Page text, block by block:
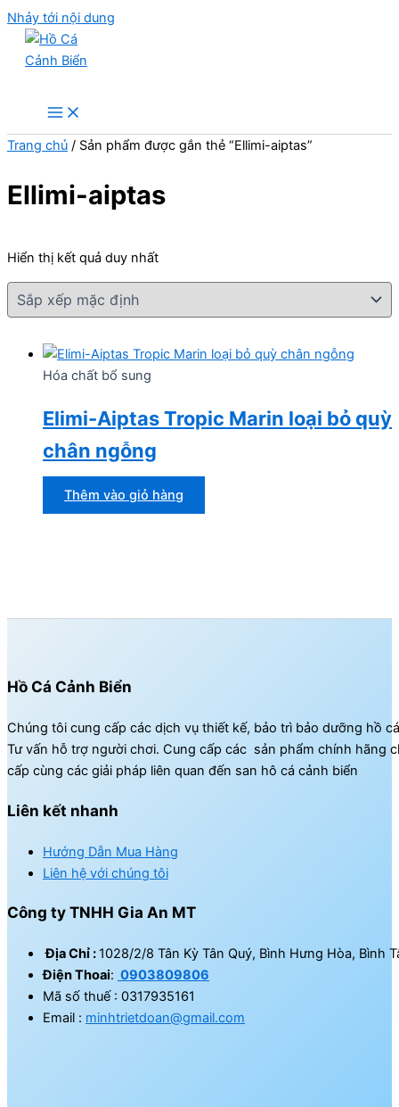
Nhảy tới nội dung
Trang chủ / Sản phẩm được gắn thẻ “Ellimi-aiptas”
Ellimi-aiptas
Hiển thị kết quả duy nhất
Hóa chất bổ sung
Elimi-Aiptas Tropic Marin loại bỏ quỳ
chân ngỗng
Thêm vào giỏ hàng
Hồ Cá Cảnh Biển
Chúng tôi cung cấp các dịch vụ thiết kế, bảo trì bảo dưỡng hồ
Tư vấn hỗ trợ người chơi. Cung cấp các sản phẩm chính hãng
cấp cùng các giải pháp liên quan đến san hô cá cảnh biển
Liên kết nhanh
Hướng Dẫn Mua Hàng
Liên hệ với chúng tôi
Công ty TNHH Gia An MT
Địa Chỉ :1028/2/8 Tân Kỳ Tân Quý, Bình Hưng Hòa, Bình
Điện Thoai: 0903809806
Mã số thuế : 0317935161
Email : minhtrietdoan@gmail.com